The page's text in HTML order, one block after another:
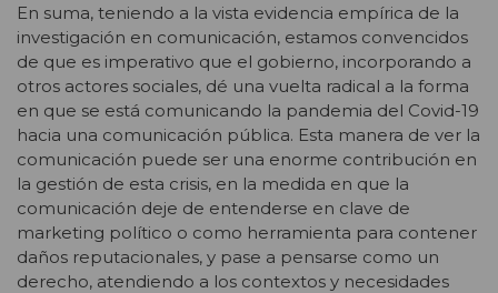
En suma, teniendo a la vista evidencia empírica de la
investigación en comunicación, estamos convencidos
de que es imperativo que el gobierno, incorporando a
otros actores sociales, dé una vuelta radical a la forma
en que se está comunicando la pandemia del Covid-19
hacia una comunicación pública. Esta manera de ver la
comunicación puede ser una enorme contribución en
la gestión de esta crisis, en la medida en que la
comunicación deje de entenderse en clave de
marketing político o como herramienta para contener
daños reputacionales, y pase a pensarse como un
derecho, atendiendo a los contextos y necesidades